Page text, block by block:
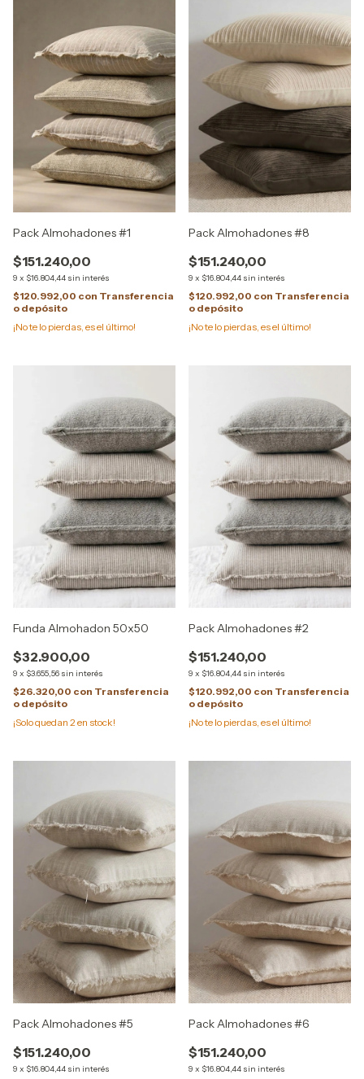
Pack Almohadones #1
$151.240,00
9 x $16.804,44 sin interés
$120.992,00 con Transferencia
o depósito
¡No te lo pierdas, es el último!
Pack Almohadones #8
$151.240,00
9 x $16.804,44 sin interés
$120.992,00 con Transferencia
o depósito
¡No te lo pierdas, es el último!
Funda Almohadon 50x50
$32.900,00
9 x $3.655,56 sin interés
$26.320,00 con Transferencia
o depósito
¡Solo quedan 2 en stock!
Pack Almohadones #2
$151.240,00
9 x $16.804,44 sin interés
$120.992,00 con Transferencia
o depósito
¡No te lo pierdas, es el último!
Pack Almohadones #5
$151.240,00
9 x $16.804,44 sin interés
Pack Almohadones #6
$151.240,00
9 x $16.804,44 sin interés